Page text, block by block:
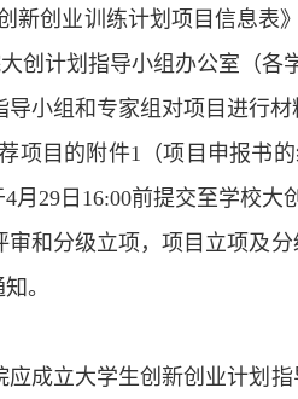
新创业训练计划项目信息表
创计划指导小组办公室 （各
小组和专家组对项目进行
项目的附件1（项目申报书
4月29 日 16:00前提交至学校大
和分级立项，项目立项及
。
成立大学生创新创业计划